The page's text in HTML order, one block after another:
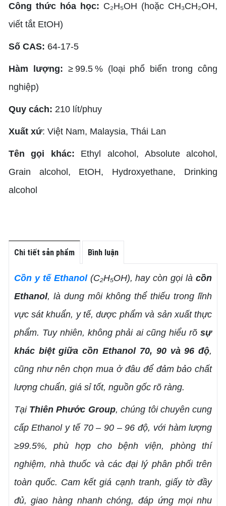
Công thức hóa học: C₂H₅OH (hoặc CH₃CH₂OH,
viết tắt EtOH)
Số CAS: 64‑17‑5
Hàm lượng: ≥ 99.5 % (loại phổ biến trong công
nghiệp)
Quy cách: 210 lít/phuy
Xuất xứ: Việt Nam, Malaysia, Thái Lan
Tên gọi khác: Ethyl alcohol, Absolute alcohol,
Grain alcohol, EtOH, Hydroxyethane, Drinking
alcohol
Chi tiết sản phẩm Bình luận
Cồn y tế Ethanol(C₂H₅OH), hay còn gọi làcồn
Ethanol, là dung môi không thể thiếu trong lĩnh
vực sát khuẩn, y tế, dược phẩm và sản xuất thực
phẩm. Tuy nhiên, không phải ai cũng hiểu rõsự
khác biệt giữa cồn Ethanol 70, 90 và 96 độ,
cũng như nên chọn mua ở đâu để đảm bảo chất
lượng chuẩn, giá sỉ tốt, nguồn gốc rõ ràng.
Tại Thiên Phước Group, chúng tôi chuyên cung
cấp Ethanol y tế 70 – 90 – 96 độ, với hàm lượng
≥99.5%, phù hợp cho bệnh viện, phòng thí
nghiệm, nhà thuốc và các đại lý phân phối trên
toàn quốc. Cam kết giá cạnh tranh, giấy tờ đầy
đủ, giao hàng nhanh chóng, đáp ứng mọi nhu